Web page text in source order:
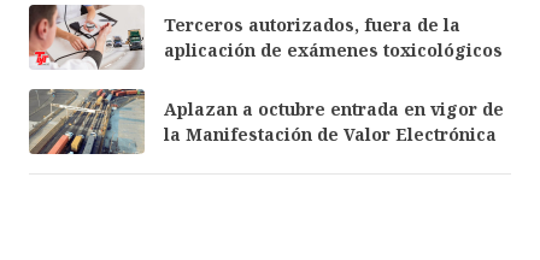
Terceros autorizados, fuera de la
aplicación de exámenes toxicológicos
Aplazan a octubre entrada en vigor de
la Manifestación de Valor Electrónica